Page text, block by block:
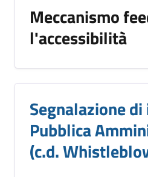
Meccanismo
l'accessibilità
Segnalazione
Pubblica
(c.d.